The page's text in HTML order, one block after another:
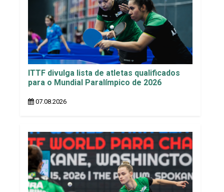
ITTF divulga lista de atletas qualificados
para o Mundial Paralímpico de 2026
07.08.2026